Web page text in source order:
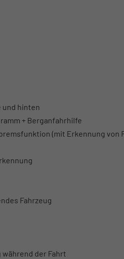
und hinten
+ Berganfahrhilfe
(mit Erkennung von
Fahrzeug
der Fahrt